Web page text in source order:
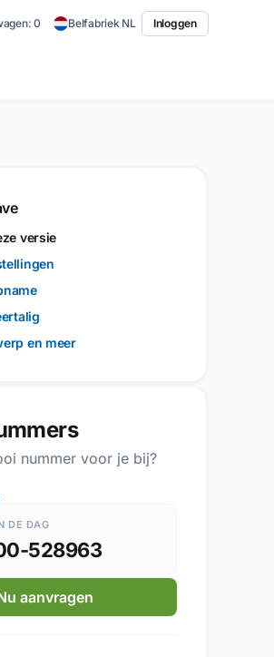
0 Belfabriek NL Inloggen
versie
en meer
nummer voor je bij?
DE DAG
528963
aanvragen